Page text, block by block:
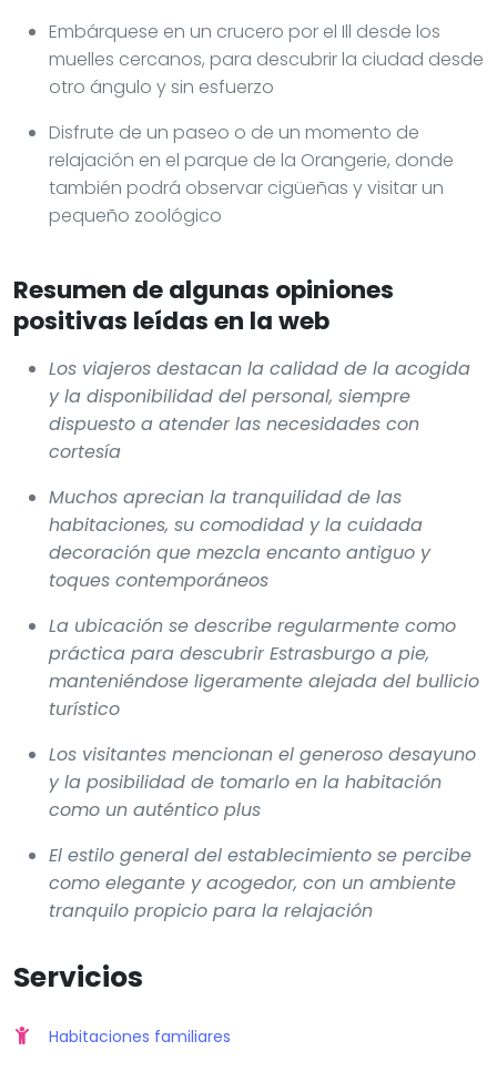
Embárquese en un crucero por el Ill desde los
muelles cercanos, para descubrir la ciudad desde
otro ángulo y sin esfuerzo
Disfrute de un paseo o de un momento de
relajación en el parque de la Orangerie, donde
también podrá observar cigüeñas y visitar un
pequeño zoológico
Resumen de algunas opiniones
positivas leídas en la web
Los viajeros destacan la calidad de la acogida
y la disponibilidad del personal, siempre
dispuesto a atender las necesidades con
cortesía
Muchos aprecian la tranquilidad de las
habitaciones, su comodidad y la cuidada
decoración que mezcla encanto antiguo y
toques contemporáneos
La ubicación se describe regularmente como
práctica para descubrir Estrasburgo a pie,
manteniéndose ligeramente alejada del bullicio
turístico
Los visitantes mencionan el generoso desayuno
y la posibilidad de tomarlo en la habitación
como un auténtico plus
El estilo general del establecimiento se percibe
como elegante y acogedor, con un ambiente
tranquilo propicio para la relajación
Servicios
Habitaciones familiares